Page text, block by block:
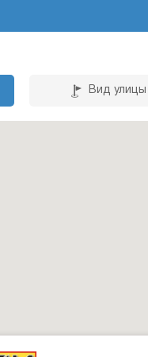
Вид улицы